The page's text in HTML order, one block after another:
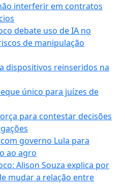
interferir em contratos
debate uso de IA no
de manipulação
dispositivos reinseridos na
único para juízes de
para contestar decisões
governo Lula para
ao agro
Alison Souza explica por
mudar a relação entre